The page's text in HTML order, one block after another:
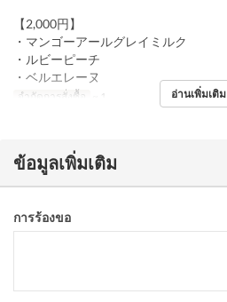
【2,000円】
・マンゴーアールグレイミルク
・ルビーピーチ
・ベルエレーヌ
จำกัดการสั่งซื้อ ~ 1 อ่านเพิ่มเติม
ข้อมูลเพิ่มเติม
การร้องขอ